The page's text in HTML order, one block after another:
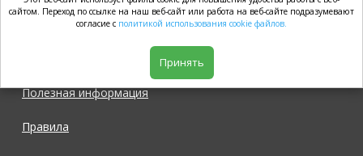
market.com
Полезная информация
Правила
сайтом. Переход по ссылке на наш веб-сайт или работа на веб-сайте подразумевают
согласие с политикой использования cookie файлов.
Принять